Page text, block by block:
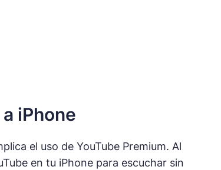
iPhone
el uso de YouTube Premium. Al
en tu iPhone para escuchar sin